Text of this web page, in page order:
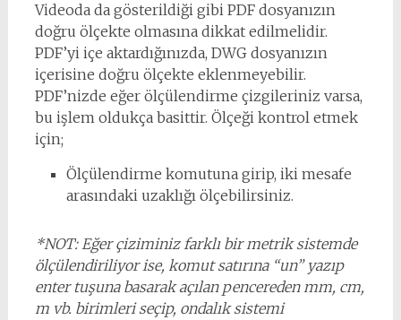
Videoda da gösterildiği gibi PDF dosyanızın
doğru ölçekte olmasına dikkat edilmelidir.
PDF’yi içe aktardığınızda, DWG dosyanızın
içerisine doğru ölçekte eklenmeyebilir.
PDF’nizde eğer ölçülendirme çizgileriniz varsa,
bu işlem oldukça basittir. Ölçeği kontrol etmek
için;
Ölçülendirme komutuna girip, iki mesafe
arasındaki uzaklığı ölçebilirsiniz.
*NOT: Eğer çiziminiz farklı bir metrik sistemde
ölçülendiriliyor ise, komut satırına “un” yazıp
enter tuşuna basarak açılan pencereden mm, cm,
m vb. birimleri seçip, ondalık sistemi